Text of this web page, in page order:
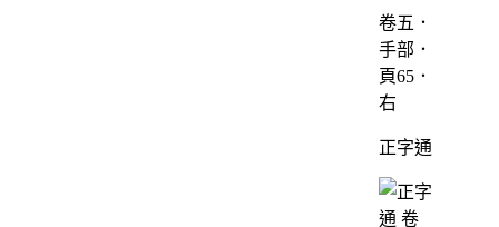
卷五．
手部．
頁65．
右
正字通